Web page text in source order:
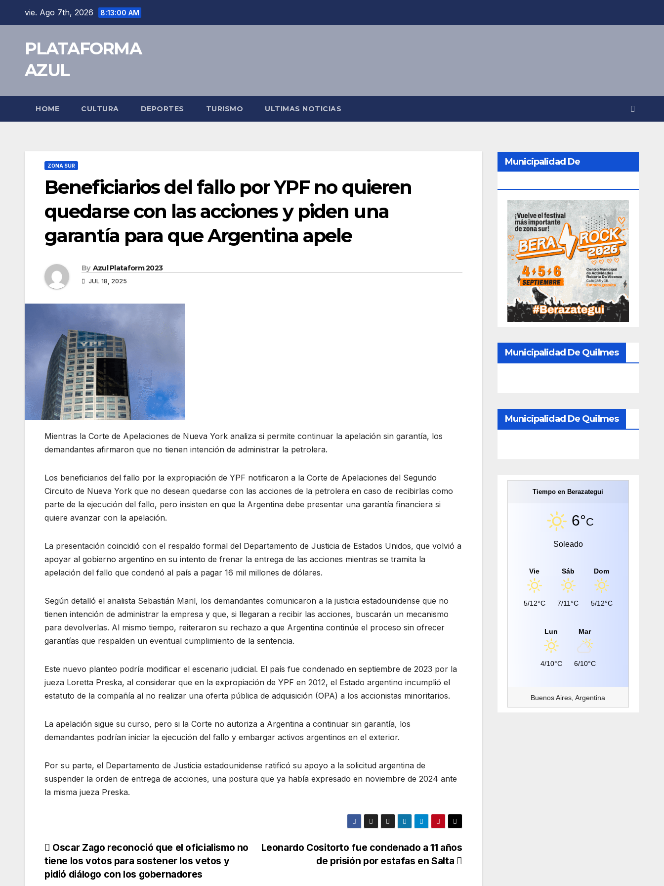
vie. Ago 7th, 2026 8:13:00 AM
PLATAFORMA
AZUL
HOME CULTURA DEPORTES TURISMO ULTIMAS NOTICIAS
ZONA SUR
Beneficiarios del fallo por YPF no quieren
quedarse con las acciones y piden una
garantía para que Argentina apele
By Azul Plataform 2023
JUL 18, 2025
Mientras la Corte de Apelaciones de Nueva York analiza si permite continuar la apelación sin garantía, los
demandantes afirmaron que no tienen intención de administrar la petrolera.
Los beneficiarios del fallo por la expropiación de YPF notificaron a la Corte de Apelaciones del Segundo
Circuito de Nueva York que no desean quedarse con las acciones de la petrolera en caso de recibirlas como
parte de la ejecución del fallo, pero insisten en que la Argentina debe presentar una garantía financiera si
quiere avanzar con la apelación.
La presentación coincidió con el respaldo formal del Departamento de Justicia de Estados Unidos, que volvió a
apoyar al gobierno argentino en su intento de frenar la entrega de las acciones mientras se tramita la
apelación del fallo que condenó al país a pagar 16 mil millones de dólares.
Según detalló el analista Sebastián Maril, los demandantes comunicaron a la justicia estadounidense que no
tienen intención de administrar la empresa y que, si llegaran a recibir las acciones, buscarán un mecanismo
para devolverlas. Al mismo tiempo, reiteraron su rechazo a que Argentina continúe el proceso sin ofrecer
garantías que respalden un eventual cumplimiento de la sentencia.
Este nuevo planteo podría modificar el escenario judicial. El país fue condenado en septiembre de 2023 por la
jueza Loretta Preska, al considerar que en la expropiación de YPF en 2012, el Estado argentino incumplió el
estatuto de la compañía al no realizar una oferta pública de adquisición (OPA) a los accionistas minoritarios.
La apelación sigue su curso, pero si la Corte no autoriza a Argentina a continuar sin garantía, los
demandantes podrían iniciar la ejecución del fallo y embargar activos argentinos en el exterior.
Por su parte, el Departamento de Justicia estadounidense ratificó su apoyo a la solicitud argentina de
suspender la orden de entrega de acciones, una postura que ya había expresado en noviembre de 2024 ante
la misma jueza Preska.
Leonardo Cositorto fue condenado a 11 años
de prisión por estafas en Salta
Oscar Zago reconoció que el oficialismo no
tiene los votos para sostener los vetos y
pidió diálogo con los gobernadores
Municipalidad De
Municipalidad De Quilmes
Municipalidad De Quilmes
Tiempo en Berazategui
6°C
Soleado
Vie
5/12°C
Sáb
7/11°C
Dom
5/12°C
Lun
4/10°C
Mar
6/10°C
Buenos Aires, Argentina